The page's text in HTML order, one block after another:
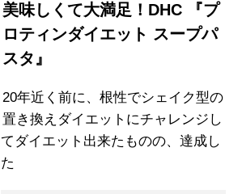
美味しくて大満足！DHC 『プ
ロティンダイエット スープパ
スタ』
20年近く前に、根性でシェイク型の
置き換えダイエットにチャレンジし
てダイエット出来たものの、達成し
た